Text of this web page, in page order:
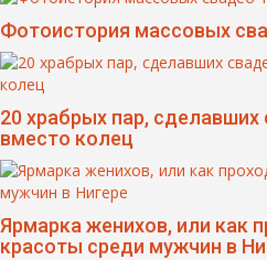
Фотоистория массовых
20 храбрых пар,
вместо колец
Ярмарка женихов, или как
красоты среди мужчин в